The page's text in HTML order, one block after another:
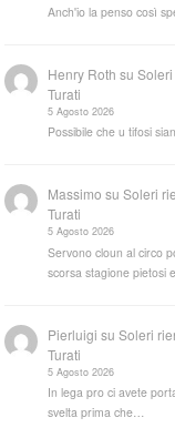
Anch'io la penso così
Henry Roth su
Turati
5 Agosto 2026
Possibile che u tifosi
Massimo suSoleri
Turati
5 Agosto 2026
Servono cloun al circo
scorsa stagione pietosi
Pierluigi suSoleri
Turati
5 Agosto 2026
In lega pro ci avete
svelta prima che…